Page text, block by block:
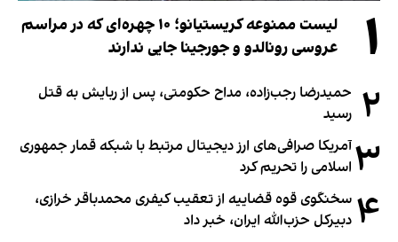
۱
لیست ممنوعه کریستیانو؛ ۱۰ چهره‌ای که در مراسم
عروسی رونالدو و جورجینا جایی ندارند
۲ حمیدرضا رجب‌زاده، مداح حکومتی، پس از ربایش به قتل
رسید
۳آمریکا صرافی‌های ارز دیجیتال مرتبط با شبکه قمار جمهوری
اسلامی را تحریم کرد
۴ سخنگوی قوه قضاییه از تعقیب کیفری محمدباقر خرازی،
دبیر‌کل حزب‌الله ایران، خبر داد